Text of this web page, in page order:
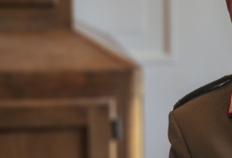
trasparente
Beginners
LOCATION
FILM DATABASE